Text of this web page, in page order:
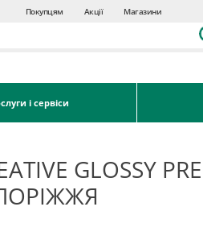
Покупцям Акції Магазини
і сервіси
GLOSSY